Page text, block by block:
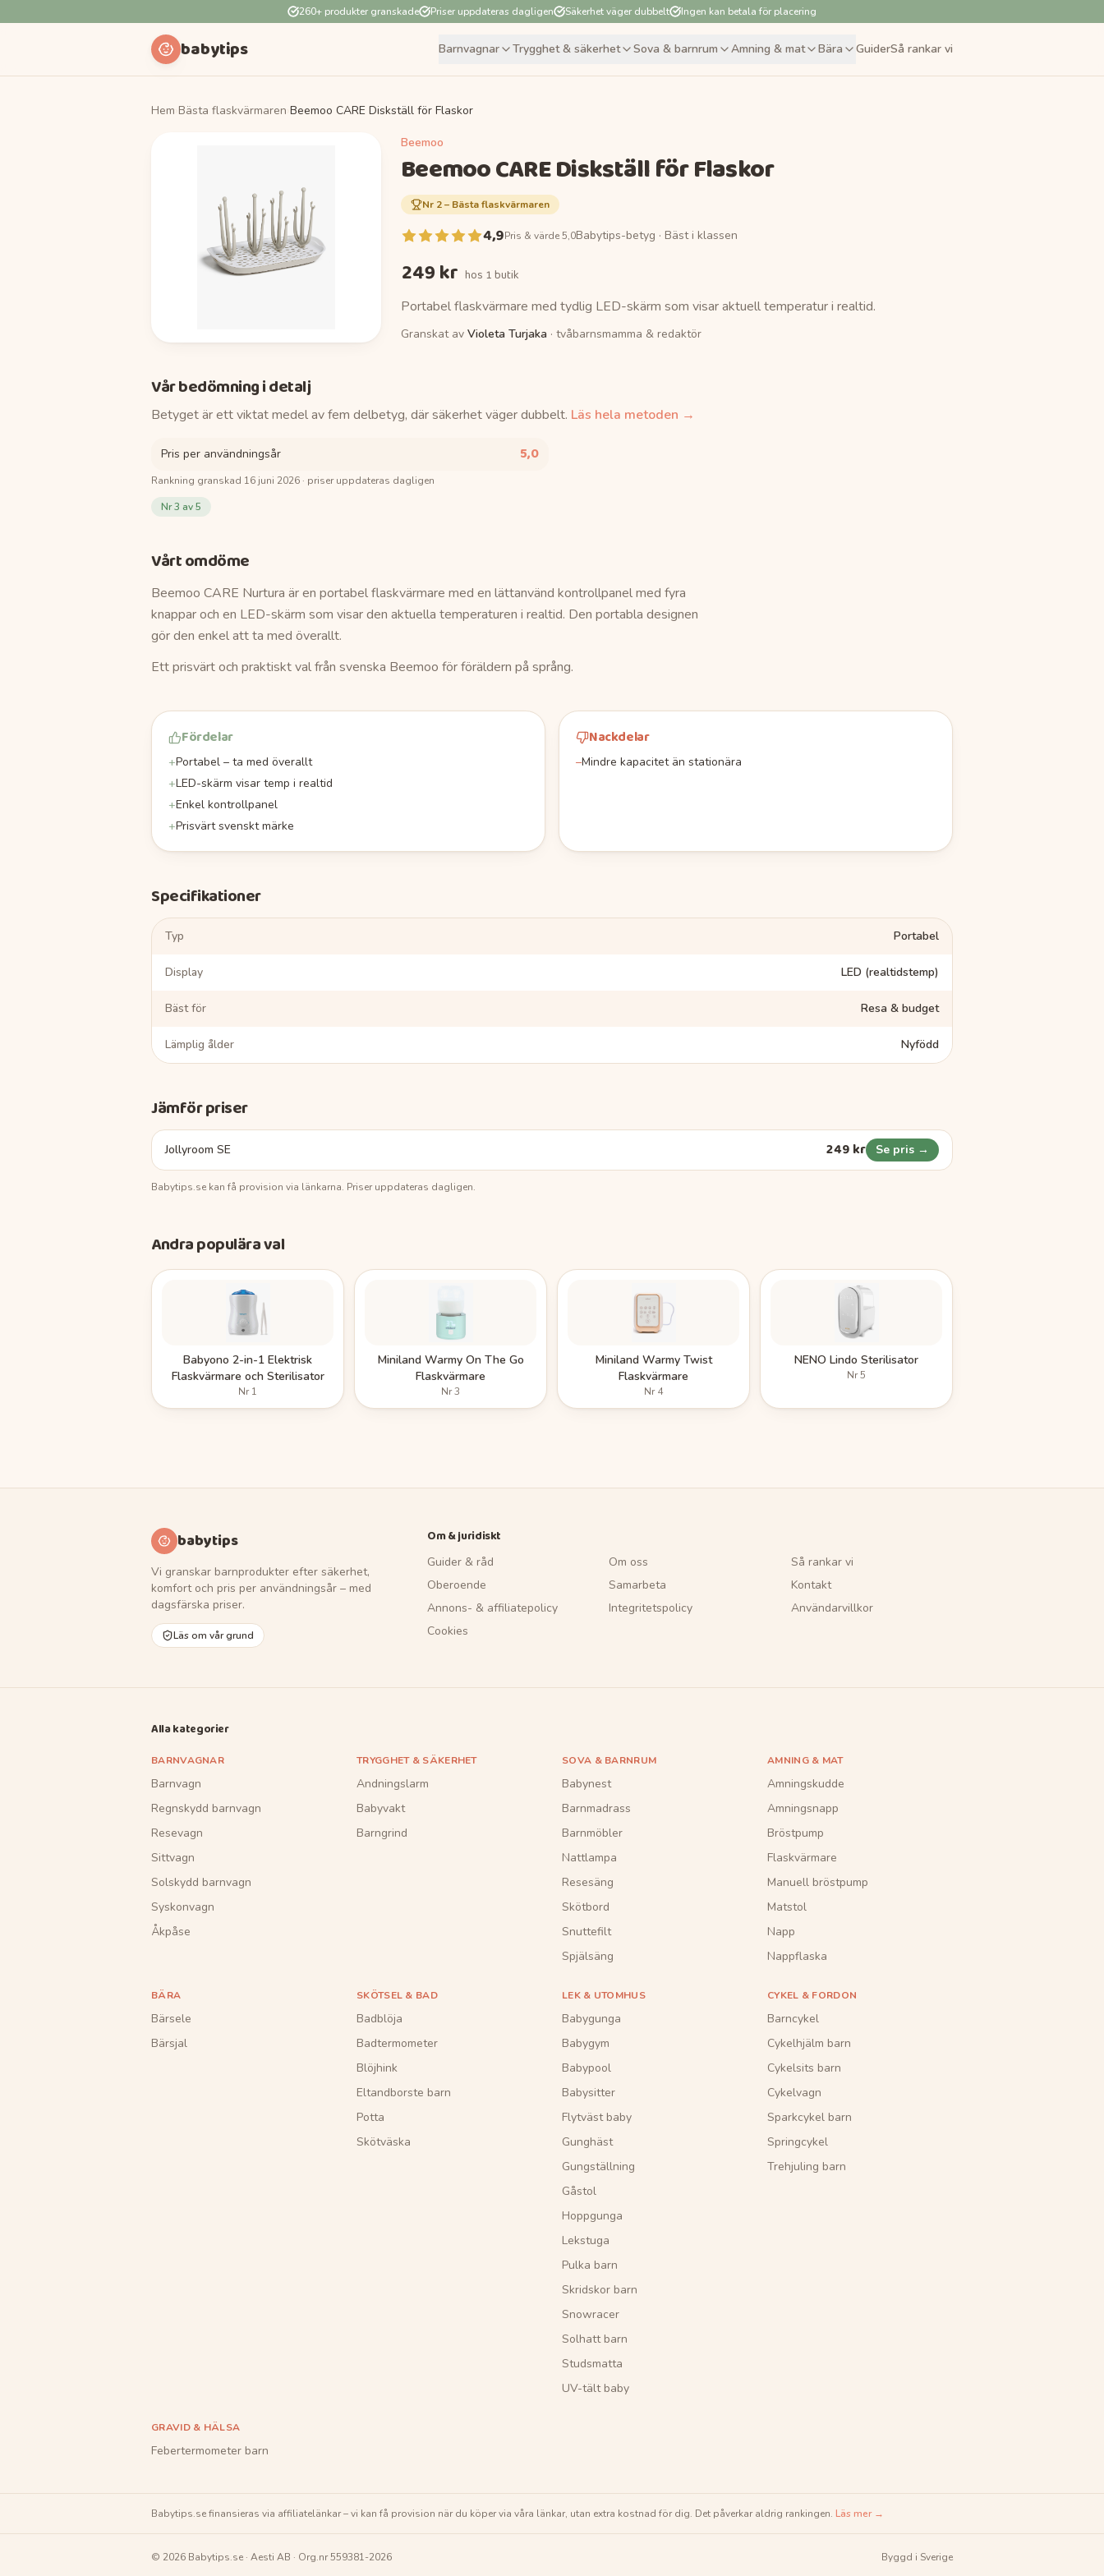
260+ produkter granskade Priser uppdateras dagligen Säkerhet väger dubbelt Ingen kan betala för placering
babytips Barnvagnar Trygghet & säkerhet Sova & barnrum Amning & mat Bära GuiderSå rankar vi
Hem Bästa flaskvärmaren Beemoo CARE Diskställ för Flaskor
Beemoo
Beemoo CARE Diskställ för Flaskor
Nr 2– Bästa flaskvärmaren
4,9Pris & värde 5,0Babytips-betyg · Bäst i klassen
249 kr hos 1 butik
Portabel flaskvärmare med tydlig LED-skärm som visar aktuell temperatur i realtid.
Granskat av Violeta Turjaka · tvåbarnsmamma & redaktör
Vår bedömning i detalj
Betyget är ett viktat medel av fem delbetyg, där säkerhet väger dubbelt. Läs hela metoden →
Pris per användningsår 5,0
Rankning granskad 16 juni 2026 · priser uppdateras dagligen
Nr3 av 5
Vårt omdöme
Beemoo CARE Nurtura är en portabel flaskvärmare med en lättanvänd kontrollpanel med fyra
knappar och en LED-skärm som visar den aktuella temperaturen i realtid. Den portabla designen
gör den enkel att ta med överallt.
Ett prisvärt och praktiskt val från svenska Beemoo för föräldern på språng.
Fördelar
+Portabel – ta med överallt
+LED-skärm visar temp i realtid
+Enkel kontrollpanel
+Prisvärt svenskt märke
Nackdelar
–Mindre kapacitet än stationära
Specifikationer
Typ Portabel
Display LED (realtidstemp)
Bäst för Resa & budget
Lämplig ålder Nyfödd
Jämför priser
Jollyroom SE 249 kr Se pris →
Babytips.se kan få provision via länkarna. Priser uppdateras dagligen.
Andra populära val
Babyono 2-in-1 Elektrisk
Flaskvärmare och Sterilisator
Nr1
Miniland Warmy On The Go
Flaskvärmare
Nr3
Miniland Warmy Twist
Flaskvärmare
Nr4
NENO Lindo Sterilisator
Nr5
babytips
Vi granskar barnprodukter efter säkerhet,
komfort och pris per användningsår – med
dagsfärska priser.
Läs om vår grund
Om & juridiskt
Guider & råd Om oss
Så rankar vi
Oberoende
Samarbeta
Kontakt
Annons- & affiliatepolicy
Integritetspolicy
Användarvillkor
Cookies
Alla kategorier
BARNVAGNAR
Barnvagn
Regnskydd barnvagn
Resevagn
Sittvagn
Solskydd barnvagn
Syskonvagn
Åkpåse
TRYGGHET & SÄKERHET
Andningslarm
Babyvakt
Barngrind
SOVA & BARNRUM
Babynest
Barnmadrass
Barnmöbler
Nattlampa
Resesäng
Skötbord
Snuttefilt
Spjälsäng
AMNING & MAT
Amningskudde
Amningsnapp
Bröstpump
Flaskvärmare
Manuell bröstpump
Matstol
Napp
Nappflaska
BÄRA
Bärsele
Bärsjal
SKÖTSEL & BAD
Badblöja
Badtermometer
Blöjhink
Eltandborste barn
Potta
Skötväska
LEK & UTOMHUS
Babygunga
Babygym
Babypool
Babysitter
Flytväst baby
Gunghäst
Gungställning
Gåstol
Hoppgunga
Lekstuga
Pulka barn
Skridskor barn
Snowracer
Solhatt barn
Studsmatta
UV-tält baby
CYKEL & FORDON
Barncykel
Cykelhjälm barn
Cykelsits barn
Cykelvagn
Sparkcykel barn
Springcykel
Trehjuling barn
GRAVID & HÄLSA
Febertermometer barn
Babytips.sefinansieras via affiliatelänkar – vi kan få provision när du köper via våra länkar, utan extra kostnad för dig. Det påverkar aldrig rankingen. Läs mer →
© 2026 Babytips.se · Aesti AB · Org.nr559381-2026 Byggd i Sverige